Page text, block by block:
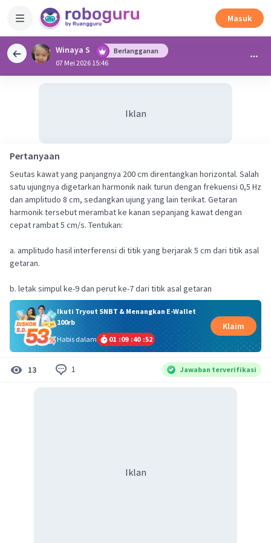
Masuk
Winaya S
Berlangganan
07 Mei 2026 15:46
Iklan
Pertanyaan
Seutas kawat yang panjangnya 200 cm direntangkan horizontal. Salah
satu ujungnya digetarkan harmonik naik turun dengan frekuensi 0,5 Hz
dan amplitudo 8 cm, sedangkan ujung yang lain terikat. Getaran
harmonik tersebut merambat ke kanan sepanjang kawat dengan
cepat rambat 5 cm/s. Tentukan:
a. amplitudo hasil interferensi di titik yang berjarak 5 cm dari titik asal
getaran.
b. letak simpul ke-9 dan perut ke-7 dari titik asal getaran
Ikuti Tryout SNBT & Menangkan E-Wallet
100rb
Habis dalam
01 :09 :40 :51
Klaim
13 1 Jawaban terverifikasi
Iklan